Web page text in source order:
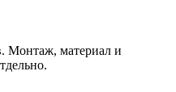
Монтаж, материал и